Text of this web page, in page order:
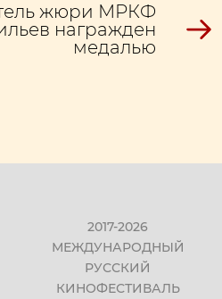
жюри МРКФ
награжден
медалью
2017-2026
МЕЖДУНАРОДНЫЙ
РУССКИЙ
КИНОФЕСТИВАЛЬ